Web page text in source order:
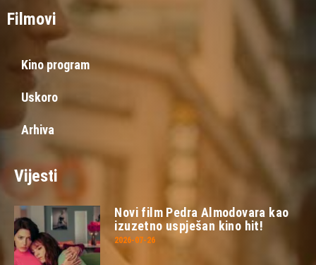
Filmovi
Kino program
Uskoro
Arhiva
Vijesti
Novi film Pedra Almodovara kao
izuzetno uspješan kino hit!
2026-07-26